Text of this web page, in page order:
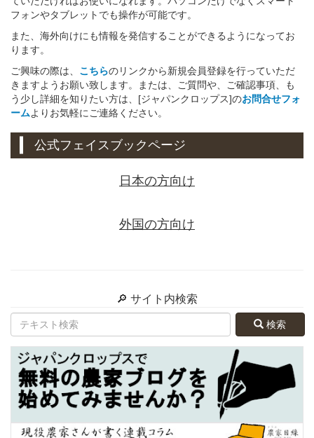
フォンやタブレットでも操作が可能です。
また、海外向けにも情報を発信することができるようになってお
ります。
ご興味の際は、 こちらのリンクから新規会員登録を行っていただ
きますようお願い致します。または、ご質問や、ご確認事項、も
う少し詳細を知りたい方は、[ジャパンクロップス]のお問合せフォ
ームよりお気軽にご連絡ください。
公式フェイスブックページ
日本の方向け
外国の方向け
🔎 サイト内検索
検索